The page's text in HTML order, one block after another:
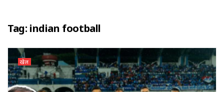
Tag: indian football
खेल